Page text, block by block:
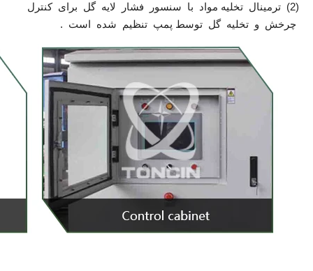
(2) ترمینال تخلیه مواد با سنسور فشار لایه گل برای کنترل
چرخش و تخلیه گل توسط پمپ تنظیم شده است .